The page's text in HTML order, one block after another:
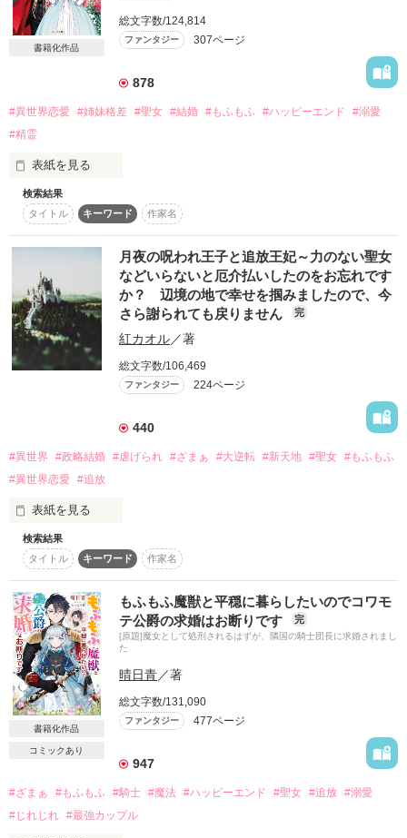
孤高の皇帝の寵を奪い合う女の園で、フランの運命は動きだす
――。
能力を得たのだが、彼はまだフェアの正体に気づかない。
だが、彼らの姿を目撃した黒豹のヴォラットは、フェアがス
カイヴェン国に現れた妖精獣ではないかという疑いを抱くので
というわけで、子猫のエリナの新たなお話が始まります。
今回も、どうぞよろしくお願いいたします！
☆☆☆マホベイさま、レビューをありがとうございます！
☆☆☆
作品を読む
書籍化作品
総文字数/124,814
ファンタジー 307ページ
878
#異世界恋愛 #姉妹格差 #聖女 #結婚 #もふもふ #ハッピーエンド
#溺愛
#精霊
表紙を見る
ティーナ・シェルフォード(16歳)：侯爵家の次女。訳あって社
交界デビューを果たせていない。二歳年上の姉がいる。
×
ファルザード・グレンバラ(27歳)：廃太子された過去を持つ公
爵。表舞台とは距離を置いている。実は精霊の加護を持つ〝い
とし子〟。
＊　＊　＊
すべての出会いは、幸福な未来へと繋がる布石──。
王国に訪れた未曾有の危機。
シェルフォード家の姉妹に浮かび上がる大きな軋轢。
王国史上初の〝いとし子〟夫婦が、すべての困難を乗り越え
て、幸福な未来へとひた走ります。
もちろんラストはお約束のハッピーエンド＊＾＾＊
作品を読む
検索結果
タイトル
キーワード 作家名
月夜の呪われ王子と追放王妃～力のない聖女
などいらないと厄介払いしたのをお忘れです
か？ 辺境の地で幸せを掴みましたので、今
さら謝られても戻りません
完
紅カオル／著
総文字数/106,469
ファンタジー 224ページ
440
#異世界 #政略結婚 #虐げられ #ざまぁ #大逆転 #新天地 #聖女 #もふもふ
#異世界恋愛 #追放
表紙を見る
聖女として王子に嫁ぐことを宿命づけられた公爵令嬢エミリ
ア。
しかし、王宮で待っていたのは冷たい微笑と孤独、
そして裏切りだった。
愛されることなく王妃の座を奪われ、彼女に下された命は――
「呪われた第二王子のもとへ嫁げ」
闇に閉ざされた北の古城、姿を消した王子、囁かれる不吉な
噂。
祈りだけを支えに歩むエミリアは、
そこでなにを見出すのか。
絶望の果てに芽生えるのは、滅びか、
検索結果
タイトル
キーワード 作家名
書籍化作品
コミックあり
もふもふ魔獣と平穏に暮らしたいのでコワモ
テ公爵の求婚はお断りです
完
[原題]魔女として処刑されるはずが、隣国の騎士団長に求婚されまし
た
晴日青／著
総文字数/131,090
ファンタジー 477ページ
947
#ざまぁ #もふもふ #騎士 #魔法 #ハッピーエンド #聖女 #追放 #溺愛
#じれじれ #最強カップル